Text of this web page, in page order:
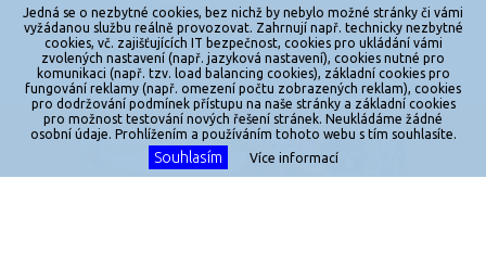
X
Powered by
Reklama
Sítě
Redakce
Jakékoliv užití obsahu je bez souhlasu provozovatele zakázáno.
Jedná se o nezbytné cookies, bez nichž by nebylo možné stránky či vámi
vyžádanou službu reálně provozovat. Zahrnují např. technicky nezbytné
cookies, vč. zajišťujících IT bezpečnost, cookies pro ukládání vámi
zvolených nastavení (např. jazyková nastavení), cookies nutné pro
komunikaci (např. tzv. load balancing cookies), základní cookies pro
fungování reklamy (např. omezení počtu zobrazených reklam), cookies
pro dodržování podmínek přístupu na naše stránky a základní cookies
pro možnost testování nových řešení stránek. Neukládáme žádné
osobní údaje. Prohlížením a používáním tohoto webu s tím souhlasíte.
Souhlasím Více informací